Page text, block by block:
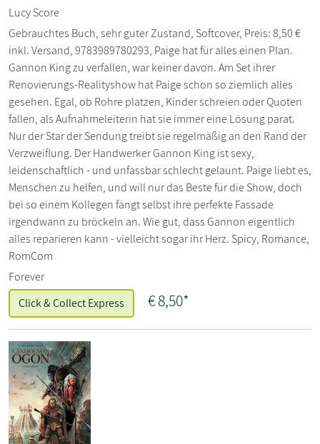
Lucy Score
Gebrauchtes Buch, sehr guter Zustand, Softcover, Preis: 8,50 €
inkl. Versand, 9783989780293, Paige hat für alles einen Plan.
Gannon King zu verfallen, war keiner davon. Am Set ihrer
Renovierungs-Realityshow hat Paige schon so ziemlich alles
gesehen. Egal, ob Rohre platzen, Kinder schreien oder Quoten
fallen, als Aufnahmeleiterin hat sie immer eine Lösung parat.
Nur der Star der Sendung treibt sie regelmäßig an den Rand der
Verzweiflung. Der Handwerker Gannon King ist sexy,
leidenschaftlich - und unfassbar schlecht gelaunt. Paige liebt es,
Menschen zu helfen, und will nur das Beste für die Show, doch
bei so einem Kollegen fängt selbst ihre perfekte Fassade
irgendwann zu bröckeln an. Wie gut, dass Gannon eigentlich
alles reparieren kann - vielleicht sogar ihr Herz. Spicy, Romance,
RomCom
Forever
Click & Collect Express
€8,50*